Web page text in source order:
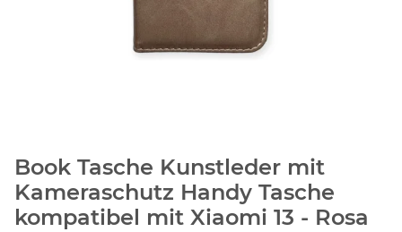
Book Tasche Kunstleder mit
Kameraschutz Handy Tasche
kompatibel mit Xiaomi 13 - Rosa